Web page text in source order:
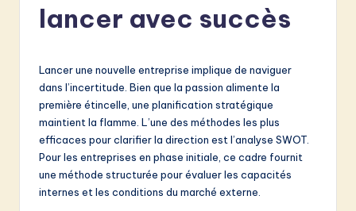
L
lancer avec succès
Lancer une nouvelle entreprise implique de naviguer
dans l’incertitude. Bien que la passion alimente la
première étincelle, une planification stratégique
maintient la flamme. L’une des méthodes les plus
efficaces pour clarifier la direction est l’analyse SWOT.
Pour les entreprises en phase initiale, ce cadre fournit
une méthode structurée pour évaluer les capacités
internes et les conditions du marché externe.